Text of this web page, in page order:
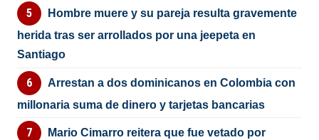
Hombre muere y su pareja resulta gravemente
herida tras ser arrollados por una jeepeta en
Santiago
Arrestan a dos dominicanos en Colombia con
millonaria suma de dinero y tarjetas bancarias
Mario Cimarro reitera que fue vetado por